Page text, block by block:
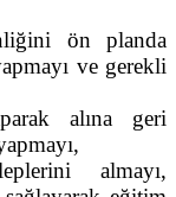
ön planda
ve gerekli
alına geri
almayı,